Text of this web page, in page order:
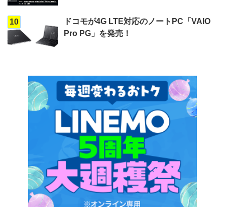
10
ドコモが4G LTE対応のノートPC「VAIO
Pro PG」を発売！